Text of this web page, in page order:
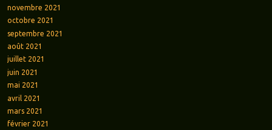
novembre 2021
octobre 2021
septembre 2021
août 2021
juillet 2021
juin 2021
mai 2021
avril 2021
mars 2021
février 2021